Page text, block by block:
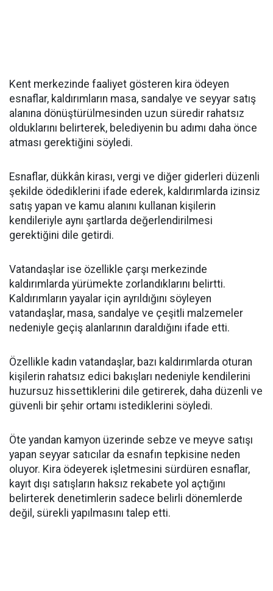
Kent merkezinde faaliyet gösteren kira ödeyen
esnaflar, kaldırımların masa, sandalye ve seyyar satış
alanına dönüştürülmesinden uzun süredir rahatsız
olduklarını belirterek, belediyenin bu adımı daha önce
atması gerektiğini söyledi.
Esnaflar, dükkân kirası, vergi ve diğer giderleri düzenli
şekilde ödediklerini ifade ederek, kaldırımlarda izinsiz
satış yapan ve kamu alanını kullanan kişilerin
kendileriyle aynı şartlarda değerlendirilmesi
gerektiğini dile getirdi.
Vatandaşlar ise özellikle çarşı merkezinde
kaldırımlarda yürümekte zorlandıklarını belirtti.
Kaldırımların yayalar için ayrıldığını söyleyen
vatandaşlar, masa, sandalye ve çeşitli malzemeler
nedeniyle geçiş alanlarının daraldığını ifade etti.
Özellikle kadın vatandaşlar, bazı kaldırımlarda oturan
kişilerin rahatsız edici bakışları nedeniyle kendilerini
huzursuz hissettiklerini dile getirerek, daha düzenli ve
güvenli bir şehir ortamı istediklerini söyledi.
Öte yandan kamyon üzerinde sebze ve meyve satışı
yapan seyyar satıcılar da esnafın tepkisine neden
oluyor. Kira ödeyerek işletmesini sürdüren esnaflar,
kayıt dışı satışların haksız rekabete yol açtığını
belirterek denetimlerin sadece belirli dönemlerde
değil, sürekli yapılmasını talep etti.